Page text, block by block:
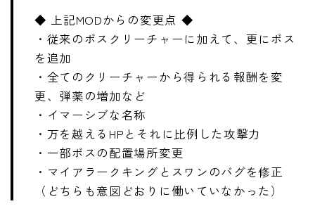
◆ 上記MODからの変更点 ◆
・従来のボスクリーチャーに加えて、更にボス
を追加
・全てのクリーチャーから得られる報酬を変
更、弾薬の増加など
・イマーシブな名称
・万を越えるHPとそれに比例した攻撃力
・一部ボスの配置場所変更
・マイアラークキングとスワンのバグを修正
（どちらも意図どおりに働いていなかった）